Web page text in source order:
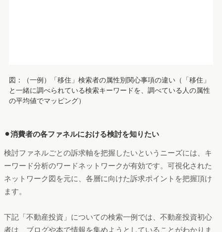
ます。
下記「不動産投資」についての検索一例では、不動産投資初心
す。
図：（一例）「不動産投資」検索者が一緒に調べているキーワー
ドの可視化
まとめ